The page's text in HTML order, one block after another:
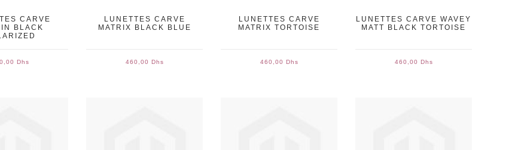
CARVE
BLACK
Dhs
LUNETTES CARVE
MATRIX BLACK BLUE
460,00 Dhs
LUNETTES CARVE
MATRIX TORTOISE
460,00 Dhs
LUNETTES CARVE WAVEY
MATT BLACK TORTOISE
460,00 Dhs